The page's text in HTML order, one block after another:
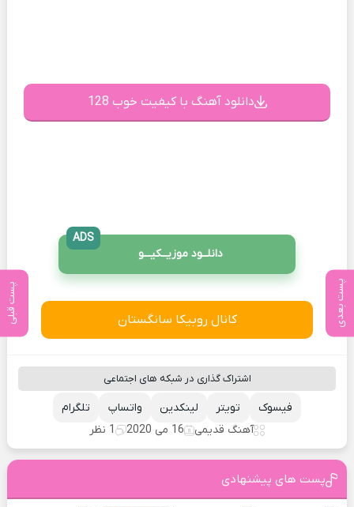
پست بعدی پست قبلی
دانلود آهنگ با کیفیت خوب 128
دانلــود موزیــکیـــو
ADS
کانال روبیکا سانگستان
اشتراک گذاری در شبکه های اجتماعی
تلگرام واتساپ لینکدین تویتر
فیسوک
آهنگ قدیمی
16 می 2020 1 نظر
پست های پیشنهادی